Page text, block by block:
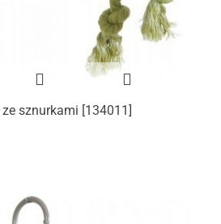
sznurkami [134011]